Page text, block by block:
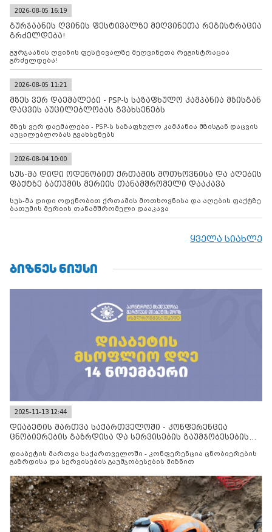
2026-08-05 16:19
გურჯაანის ღვინის ფესტივალზე მეღვინეთა რეგისტრაცია
გრძელდება!
გურჯაანის ღვინის ფესტივალზე მეღვინეთა რეგისტრაცია
გრძელდება!
2026-08-05 11:21
მზეს ვერ დაემალები - PSP-ს საზაფხულო კამპანია მზისგან
დაცვის აუცილებლობას გვახსენებს
მზეს ვერ დაემალები - PSP-ს საზაფხულო კამპანია მზისგან დაცვის
აუცილებლობას გვახსენებს
2026-08-04 10:00
სუს-მა დიდი ოდენობით ქრთამის მოთხოვნისა და აღების
ფაქტზე ბათუმის მერიის თანამშრომელი დააკავა
სუს-მა დიდი ოდენობით ქრთამის მოთხოვნისა და აღების ფაქტზე
ბათუმის მერიის თანამშრომელი დააკავა
ყველა სიახლე
ᲑᲘᲖᲜᲔᲡ ᲜᲘᲣᲡᲘ
2025-11-13 12:44
დიაბეტის მართვა საქართველოში - კონფერენცია
ცნობიერების გაზრდისა და სერვისების გაუმჯობესების
დიაბეტის მართვა საქართველოში - კონფერენცია ცნობიერების
გაზრდისა და სერვისების გაუმჯობესების მიზნით